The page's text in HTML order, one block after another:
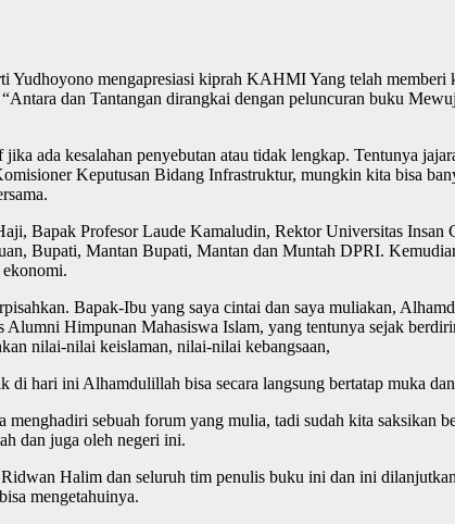
mengapresiasi kiprah KAHMI Yang telah
dan Tantangan dirangkai dengan peluncuran buku
ada kesalahan penyebutan atau tidak lengkap. Tentunya
Keputusan Bidang Infrastruktur, mungkin kita bisa
Bapak Profesor Laude Kamaludin, Rektor Universitas
Bupati, Mantan Bupati, Mantan dan Muntah DPRI.
Bapak-Ibu yang saya cintai dan saya muliakan,
Himpunan Mahasiswa Islam, yang tentunya sejak
nilai-nilai keislaman, nilai-nilai kebangsaan,
hari ini Alhamdulillah bisa secara langsung bertatap muka
sebuah forum yang mulia, tadi sudah kita saksikan
dan juga oleh negeri ini.
Halim dan seluruh tim penulis buku ini dan ini
mengetahuinya.